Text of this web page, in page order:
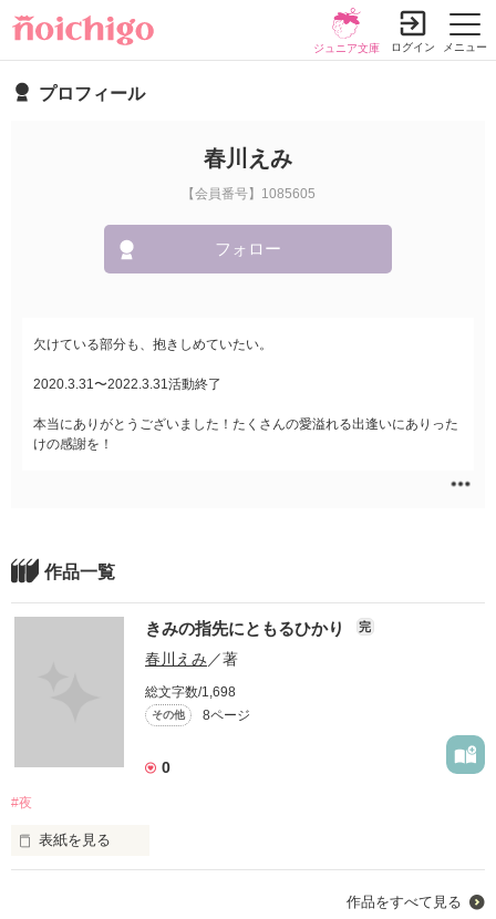
メニュー
ジュニア文庫 ログイン
プロフィール
春川えみ
【会員番号】1085605
フォロー
欠けている部分も、抱きしめていたい。
2020.3.31〜2022.3.31活動終了
本当にありがとうございました！たくさんの愛溢れる出逢いにありった
けの感謝を！
作品一覧
きみの指先にともるひかり 完
春川えみ ／著
総文字数/1,698
その他 8ページ
0
#夜
表紙を見る
作品をすべて見る